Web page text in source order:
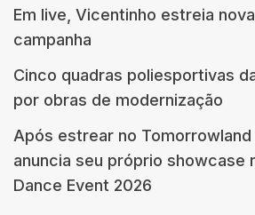
Em live, Vicentinho estreia
campanha
Cinco quadras poliesportivas
por obras de modernização
Após estrear no Tomorrowland
anuncia seu próprio showcase
Dance Event 2026